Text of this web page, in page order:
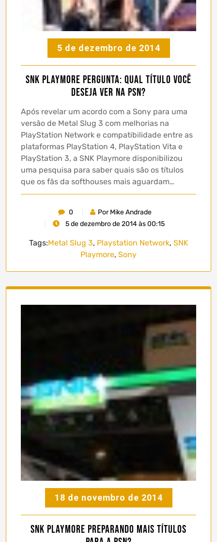
5 de dezembro de 2014
SNK Playmore pergunta: Qual título você
deseja ver na PSN?
Após revelar um acordo com a Sony para uma
versão de Metal Slug 3 com melhorias na
PlayStation Network e compatibilidade entre as
plataformas PlayStation 4, PlayStation Vita e
PlayStation 3, a SNK Playmore disponibilizou
uma pesquisa para saber quais são os títulos
que os fãs da softhouses mais aguardam…
0
Por Mike Andrade
5 de dezembro de 2014 às 00:15
Tags:Metal Slug 3, Playstation Network, SNK
Playmore, Sony
18 de novembro de 2014
SNK Playmore preparando mais títulos